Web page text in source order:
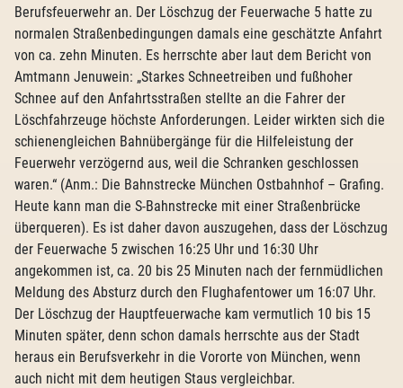
Berufsfeuerwehr an. Der Löschzug der Feuerwache 5 hatte zu
normalen Straßenbedingungen damals eine geschätzte Anfahrt
von ca. zehn Minuten. Es herrschte aber laut dem Bericht von
Amtmann Jenuwein: „Starkes Schneetreiben und fußhoher
Schnee auf den Anfahrtsstraßen stellte an die Fahrer der
Löschfahrzeuge höchste Anforderungen. Leider wirkten sich die
schienengleichen Bahnübergänge für die Hilfeleistung der
Feuerwehr verzögernd aus, weil die Schranken geschlossen
waren.“ (Anm.: Die Bahnstrecke München Ostbahnhof – Grafing.
Heute kann man die S-Bahnstrecke mit einer Straßenbrücke
überqueren). Es ist daher davon auszugehen, dass der Löschzug
der Feuerwache 5 zwischen 16:25 Uhr und 16:30 Uhr
angekommen ist, ca. 20 bis 25 Minuten nach der fernmüdlichen
Meldung des Absturz durch den Flughafentower um 16:07 Uhr.
Der Löschzug der Hauptfeuerwache kam vermutlich 10 bis 15
Minuten später, denn schon damals herrschte aus der Stadt
heraus ein Berufsverkehr in die Vororte von München, wenn
auch nicht mit dem heutigen Staus vergleichbar.